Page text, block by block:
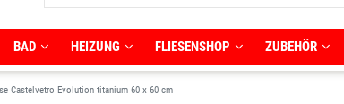
BAD HEIZUNG FLIESENSHOP ZUBEHÖR
Castelvetro Evolution titanium 60 x 60 cm